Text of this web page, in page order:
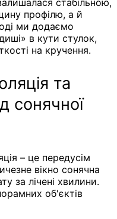
стабільною,
профілю, а й
ми додаємо
в кути стулок,
на кручення.
та
сонячної
– це передусім
вікно сонячна
за лічені хвилини.
об'єктів